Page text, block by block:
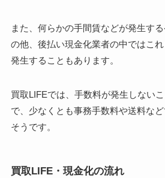
また、何らかの手間賃などが発生す
の他、後払い現金化業者の中ではこ
発生することもあります。
買取LIFEでは、手数料が発生しない
で、少なくとも事務手数料や送料な
そうです。
買取LIFE・現金化の流れ